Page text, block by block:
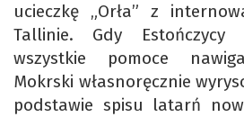
ucieczkę „Orła” z
Tallinie. Gdy Estończycy
wszystkie pomoce
Mokrski własnoręcznie
podstawie spisu latarń